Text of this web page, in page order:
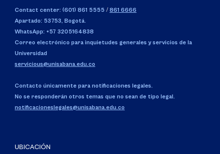
Contact center: (601) 861 5555 / 861 6666
Apartado: 53753, Bogotá.
WhatsApp: +57 3205164838
Correo electrónico para inquietudes generales y servicios de la
Universidad
servicious@unisabana.edu.co
Contacto únicamente para notificaciones legales.
No se responderán otros temas que no sean de tipo legal.
notificacioneslegales@unisabana.edu.co
UBICACIÓN